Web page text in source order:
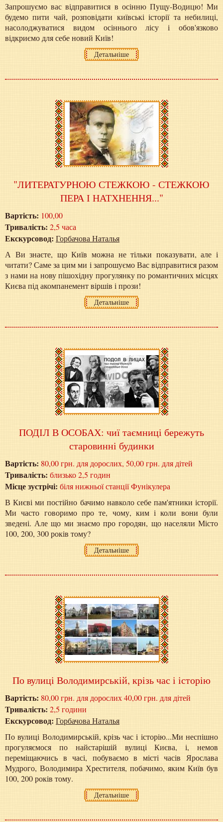
Запрошуємо вас відправитися в осінню Пущу-Водицю! Ми
будемо пити чай, розповідати київські історії та небилиці,
насолоджуватися видом осіннього лісу і обов'язково
відкриємо для себе новий Київ!
Детальніше
"ЛИТЕРАТУРНОЮ СТЕЖКОЮ - СТЕЖКОЮ
ПЕРА І НАТХНЕННЯ..."
Вартість: 100,00
Тривалість: 2,5 часа
Екскурсовод: Горбачова Наталья
А Ви знаєте, що Київ можна не тільки показувати, але і
читати? Саме за цим ми і запрошуємо Вас відправитися разом
з нами на нову пішохідну прогулянку по романтичних місцях
Києва під акомпанемент віршів і прози!
Детальніше
ПОДІЛ В ОСОБАХ: чиї таємниці бережуть
старовинні будинки
Вартість: 80,00 грн. для дорослих, 50,00 грн. для дітей
Тривалість: близько 2,5 годин
Місце зустрічі: біля нижньої станції Фунікулера
В Києві ми постійно бачимо навколо себе пам'ятники історії.
Ми часто говоримо про те, чому, ким і коли вони були
зведені. Але що ми знаємо про городян, що населяли Місто
100, 200, 300 років тому?
Детальніше
По вулиці Володимирській, крізь час і історію
Вартість: 80,00 грн. для дорослих 40,00 грн. для дітей
Тривалість: 2,5 години
Екскурсовод: Горбачова Наталья
По вулиці Володимирській, крізь час і історію...Ми неспішно
прогуляємося по найстарішій вулиці Києва, і, немов
переміщаючись в часі, побуваємо в місті часів Ярослава
Мудрого, Володимира Хрестителя, побачимо, яким Київ був
100, 200 років тому.
Детальніше